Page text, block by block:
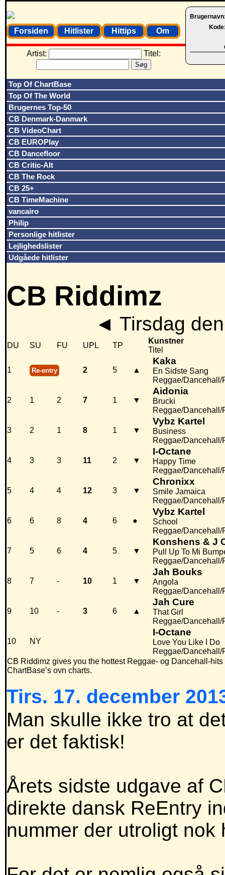
Forsiden Hitlister Hittips Om
Artist: Titel:
Top Of ChartBase
Top Of The World
Brugernes Top-50
CB Denmark-Danmark
CB VideoChart
CB EUROPlay
CB Dancefloor
CB Critic-Alt
CB The Rock
CB 25+
CB TimeMachine
vancairo
Philip
Personlige hitlister
Lejlighedslister
Udgåede hitlister
CB Riddimz
◄ Tirsdag
DU SU FU UPL TP
Kunstner
Titel
1 Re-entry 2 5 ▲
Kaka
En Sidste Sang
Reggae/Dancehall/
2 1 2 7 1 ▼
Aidonia
Brucki
Reggae/Dancehall/
3 2 1 8 1 ▼
Vybz Kartel
Business
Reggae/Dancehall/
4 3 3 11 2 ▼
I-Octane
Happy Time
Reggae/Dancehall/
5 4 4 12 3 ▼
Chronixx
Smile Jamaica
Reggae/Dancehall/
6 6 8 4 6 ●
Vybz Kartel
School
Reggae/Dancehall/
7 5 6 4 5 ▼
Konshens & J
Pull Up To Mi
Reggae/Dancehall/
8 7 - 10 1 ▼
Jah Bouks
Angola
Reggae/Dancehall/
9 10 - 3 6 ▲
Jah Cure
That Girl
Reggae/Dancehall/
10 NY
I-Octane
Love You Like I Do
Reggae/Dancehall/
CB Riddimz gives you the hottest Reggae- og Dancehall-
ChartBase’s ovn charts.
Tirs. 17. december
Man skulle ikke tro at
er det faktisk!
Årets sidste udgave af
direkte dansk ReEntry
nummer der utroligt